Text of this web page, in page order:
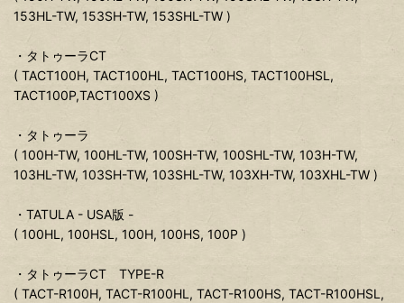
153HL-TW, 153SH-TW, 153SHL-TW )
・タトゥーラCT
( TACT100H, TACT100HL, TACT100HS, TACT100HSL,
TACT100P,TACT100XS )
・タトゥーラ
( 100H-TW, 100HL-TW, 100SH-TW, 100SHL-TW, 103H-TW,
103HL-TW, 103SH-TW, 103SHL-TW, 103XH-TW, 103XHL-TW )
・TATULA - USA版 -
( 100HL, 100HSL, 100H, 100HS, 100P )
・タトゥーラCT TYPE-R
( TACT-R100H, TACT-R100HL, TACT-R100HS, TACT-R100HSL,